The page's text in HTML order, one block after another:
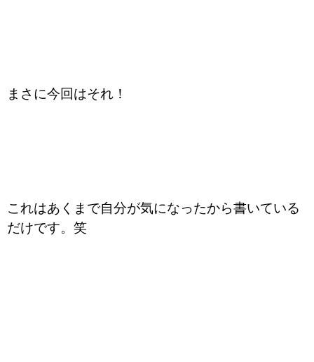
まさに今回はそれ！
これはあくまで自分が気になったから書いている
だけです。笑